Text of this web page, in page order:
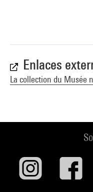
Enlaces
La collection du Musée